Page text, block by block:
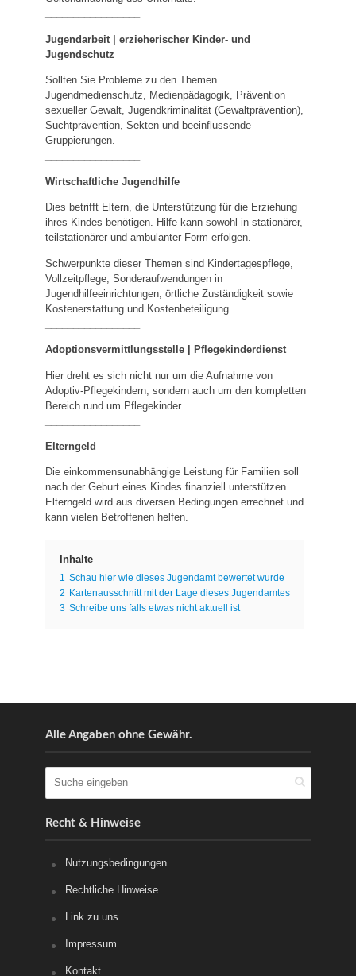
Jugendarbeit | erzieherischer Kinder- und
Jugendschutz
Sollten Sie Probleme zu den Themen
Jugendmedienschutz, Medienpädagogik, Prävention
sexueller Gewalt, Jugendkriminalität (Gewaltprävention),
Suchtprävention, Sekten und beeinflussende
Gruppierungen.
Wirtschaftliche Jugendhilfe
Dies betrifft Eltern, die Unterstützung für die Erziehung
ihres Kindes benötigen. Hilfe kann sowohl in stationärer,
teilstationärer und ambulanter Form erfolgen.
Schwerpunkte dieser Themen sind Kindertagespflege,
Vollzeitpflege, Sonderaufwendungen in
Jugendhilfeeinrichtungen, örtliche Zuständigkeit sowie
Kostenerstattung und Kostenbeteiligung.
Adoptionsvermittlungsstelle | Pflegekinderdienst
Hier dreht es sich nicht nur um die Aufnahme von
Adoptiv-Pflegekindern, sondern auch um den kompletten
Bereich rund um Pflegekinder.
Elterngeld
Die einkommensunabhängige Leistung für Familien soll
nach der Geburt eines Kindes finanziell unterstützen.
Elterngeld wird aus diversen Bedingungen errechnet und
kann vielen Betroffenen helfen.
Inhalte
1 Schau hier wie dieses Jugendamt bewertet wurde
2 Kartenausschnitt mit der Lage dieses Jugendamtes
3 Schreibe uns falls etwas nicht aktuell ist
Alle Angaben ohne Gewähr.
Recht & Hinweise
Nutzungsbedingungen
Rechtliche Hinweise
Link zu uns
Impressum
Kontakt